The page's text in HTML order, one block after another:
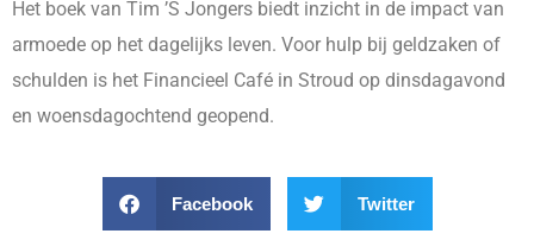
Het boek van Tim ’S Jongers biedt inzicht in de impact van
armoede op het dagelijks leven. Voor hulp bij geldzaken of
schulden is het Financieel Café in Stroud op dinsdagavond
en woensdagochtend geopend.
Facebook Twitter